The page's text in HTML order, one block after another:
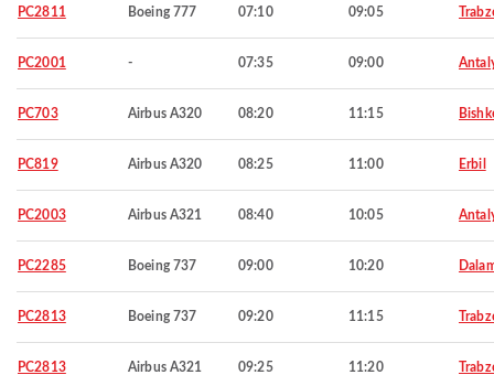
PC2811 Boeing 777 07:10 09:05
PC2001 - 07:35 09:00
PC703 Airbus A320 08:20 11:15
PC819 Airbus A320 08:25 11:00 Erbil
PC2003 Airbus A321 08:40 10:05
PC2285 Boeing 737 09:00 10:20
PC2813 Boeing 737 09:20 11:15
PC2813 Airbus A321 09:25 11:20